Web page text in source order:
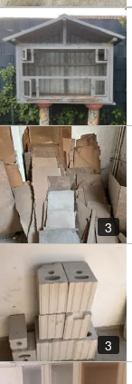
3
3